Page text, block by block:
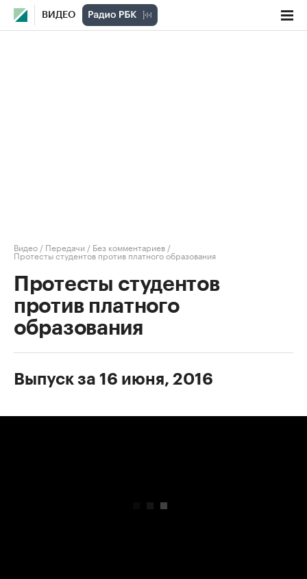
ВИДЕО
Видео / Передачи / Без комментариев /
Протесты студентов против платного образования
Протесты студентов
против платного
образования
Выпуск за 16 июня, 2016